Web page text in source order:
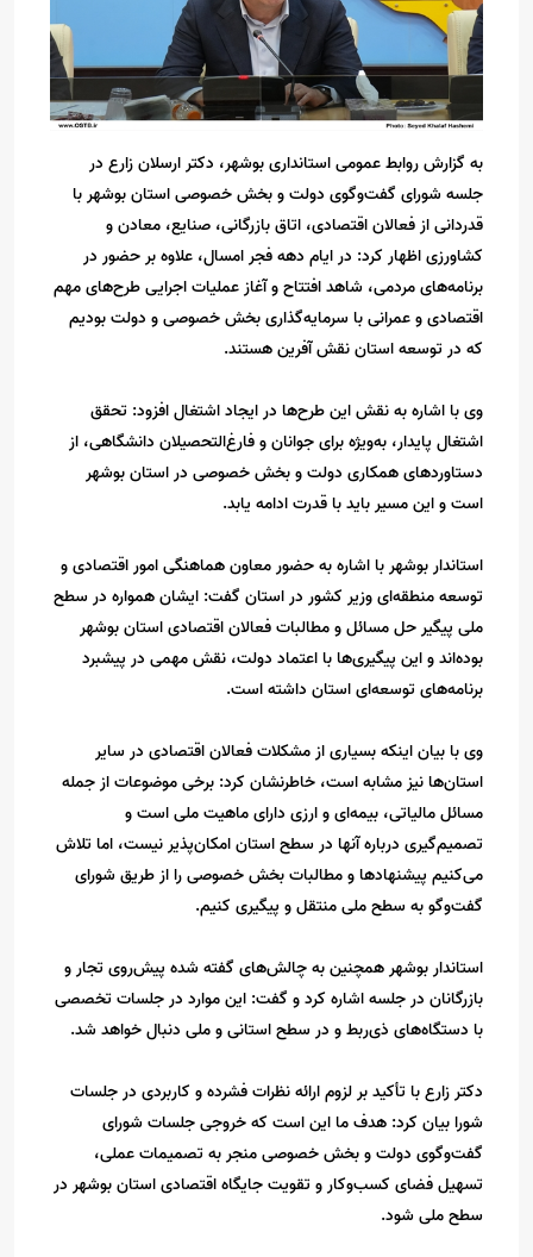
به گزارش روابط عمومی استانداری بوشهر، دکتر ارسلان زارع در
جلسه شورای گفت‌وگوی دولت و بخش خصوصی استان بوشهر با
قدردانی از فعالان اقتصادی، اتاق بازرگانی، صنایع، معادن و
کشاورزی اظهار کرد: در ایام دهه فجر امسال، علاوه بر حضور در
برنامه‌های مردمی، شاهد افتتاح و آغاز عملیات اجرایی طرح‌های مهم
اقتصادی و عمرانی با سرمایه‌گذاری بخش خصوصی و دولت بودیم
که در توسعه استان نقش آفرین هستند.
وی با اشاره به نقش این طرح‌ها در ایجاد اشتغال افزود: تحقق
اشتغال پایدار، به‌ویژه برای جوانان و فارغ‌التحصیلان دانشگاهی، از
دستاوردهای همکاری دولت و بخش خصوصی در استان بوشهر
است و این مسیر باید با قدرت ادامه یابد.
استاندار بوشهر با اشاره به حضور معاون هماهنگی امور اقتصادی و
توسعه منطقه‌ای وزیر کشور در استان گفت: ایشان همواره در سطح
ملی پیگیر حل مسائل و مطالبات فعالان اقتصادی استان بوشهر
بوده‌اند و این پیگیری‌ها با اعتماد دولت، نقش مهمی در پیشبرد
برنامه‌های توسعه‌ای استان داشته است.
وی با بیان اینکه بسیاری از مشکلات فعالان اقتصادی در سایر
استان‌ها نیز مشابه است، خاطرنشان کرد: برخی موضوعات از جمله
مسائل مالیاتی، بیمه‌ای و ارزی دارای ماهیت ملی است و
تصمیم‌گیری درباره آنها در سطح استان امکان‌پذیر نیست، اما تلاش
می‌کنیم پیشنهادها و مطالبات بخش خصوصی را از طریق شورای
گفت‌وگو به سطح ملی منتقل و پیگیری کنیم.
استاندار بوشهر همچنین به چالش‌های گفته شده پیش‌روی تجار و
بازرگانان در جلسه اشاره کرد و گفت: این موارد در جلسات تخصصی
با دستگاه‌های ذی‌ربط و در سطح استانی و ملی دنبال خواهد شد.
دکتر زارع با تأکید بر لزوم ارائه نظرات فشرده و کاربردی در جلسات
شورا بیان کرد: هدف ما این است که خروجی جلسات شورای
گفت‌وگوی دولت و بخش خصوصی منجر به تصمیمات عملی،
تسهیل فضای کسب‌وکار و تقویت جایگاه اقتصادی استان بوشهر در
سطح ملی شود.